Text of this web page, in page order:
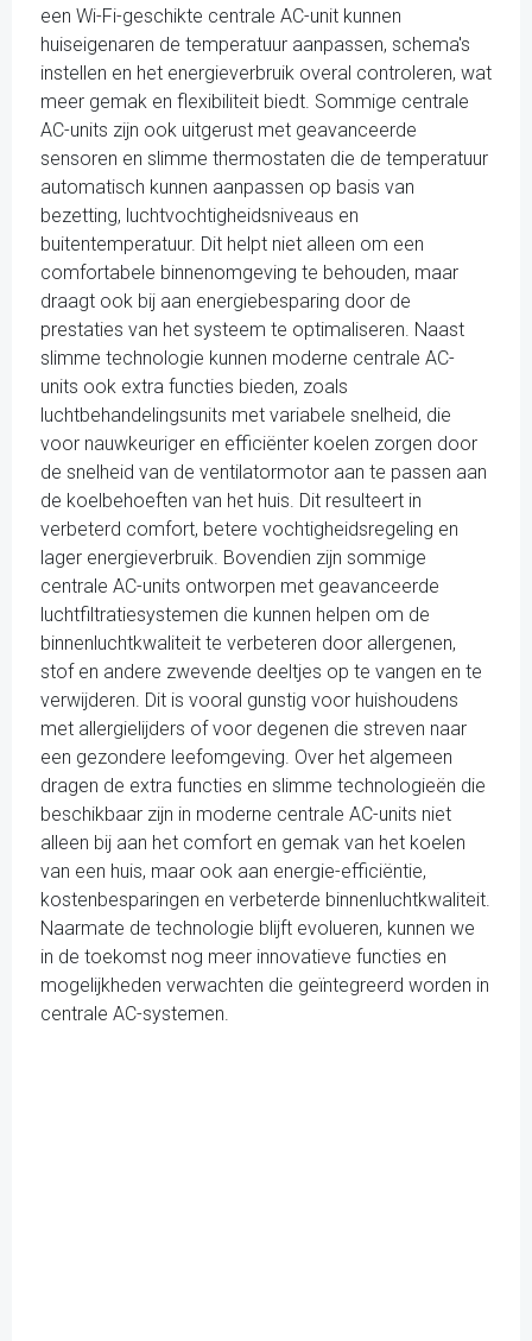
een Wi-Fi-geschikte centrale AC-unit kunnen
huiseigenaren de temperatuur aanpassen, schema's
instellen en het energieverbruik overal controleren, wat
meer gemak en flexibiliteit biedt. Sommige centrale
AC-units zijn ook uitgerust met geavanceerde
sensoren en slimme thermostaten die de temperatuur
automatisch kunnen aanpassen op basis van
bezetting, luchtvochtigheidsniveaus en
buitentemperatuur. Dit helpt niet alleen om een
comfortabele binnenomgeving te behouden, maar
draagt ook bij aan energiebesparing door de
prestaties van het systeem te optimaliseren. Naast
slimme technologie kunnen moderne centrale AC-
units ook extra functies bieden, zoals
luchtbehandelingsunits met variabele snelheid, die
voor nauwkeuriger en efficiënter koelen zorgen door
de snelheid van de ventilatormotor aan te passen aan
de koelbehoeften van het huis. Dit resulteert in
verbeterd comfort, betere vochtigheidsregeling en
lager energieverbruik. Bovendien zijn sommige
centrale AC-units ontworpen met geavanceerde
luchtfiltratiesystemen die kunnen helpen om de
binnenluchtkwaliteit te verbeteren door allergenen,
stof en andere zwevende deeltjes op te vangen en te
verwijderen. Dit is vooral gunstig voor huishoudens
met allergielijders of voor degenen die streven naar
een gezondere leefomgeving. Over het algemeen
dragen de extra functies en slimme technologieën die
beschikbaar zijn in moderne centrale AC-units niet
alleen bij aan het comfort en gemak van het koelen
van een huis, maar ook aan energie-efficiëntie,
kostenbesparingen en verbeterde binnenluchtkwaliteit.
Naarmate de technologie blijft evolueren, kunnen we
in de toekomst nog meer innovatieve functies en
mogelijkheden verwachten die geïntegreerd worden in
centrale AC-systemen.